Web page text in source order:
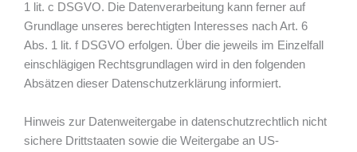
1 lit. c DSGVO. Die Datenverarbeitung kann ferner auf
Grundlage unseres berechtigten Interesses nach Art. 6
Abs. 1 lit. f DSGVO erfolgen. Über die jeweils im Einzelfall
einschlägigen Rechtsgrundlagen wird in den folgenden
Absätzen dieser Datenschutzerklärung informiert.
Hinweis zur Datenweitergabe in datenschutzrechtlich nicht
sichere Drittstaaten sowie die Weitergabe an US-